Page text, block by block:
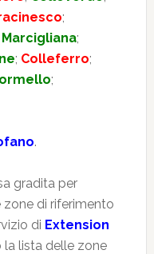
;
Marcigliana;
; Colleferro;
;
.
gradita per
di riferimento
di Extension
la lista delle zone